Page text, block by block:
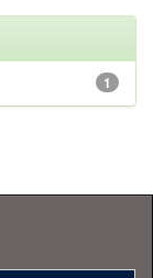
1